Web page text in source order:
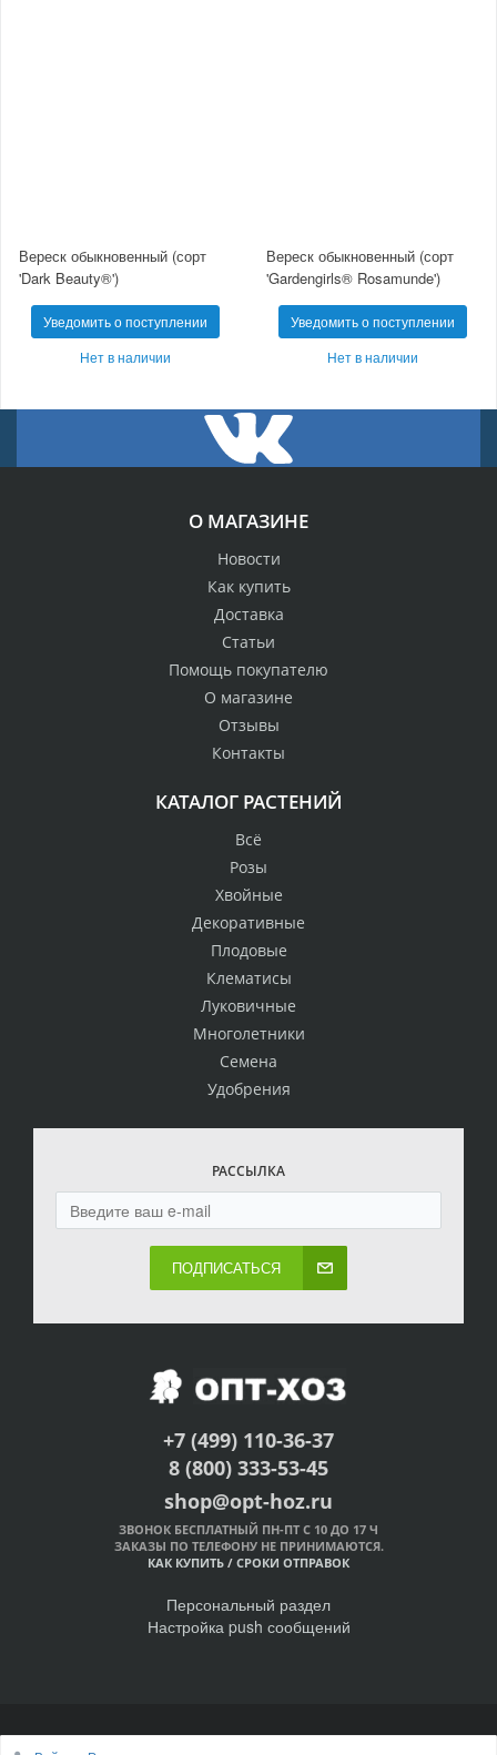
Вереск обыкновенный (сорт
'Dark Beauty®')
Уведомить о поступлении
Нет в наличии
Вереск обыкновенный (сорт
'Gardengirls® Rosamunde')
Уведомить о поступлении
Нет в наличии
О МАГАЗИНЕ
Новости
Как купить
Доставка
Статьи
Помощь покупателю
О магазине
Отзывы
Контакты
КАТАЛОГ РАСТЕНИЙ
Всё
Розы
Хвойные
Декоративные
Плодовые
Клематисы
Луковичные
Многолетники
Семена
Удобрения
РАССЫЛКА
ПОДПИСАТЬСЯ
+7 (499) 110-36-37
8 (800) 333-53-45
shop@opt-hoz.ru
ЗВОНОК БЕСПЛАТНЫЙ ПН-ПТ С 10 ДО 17 Ч
ЗАКАЗЫ ПО ТЕЛЕФОНУ НЕ ПРИНИМАЮТСЯ.
КАК КУПИТЬ / СРОКИ ОТПРАВОК
Персональный раздел
Настройка push сообщений
© Интернет-магазин ОПТ-ХОЗ, 2011-2026